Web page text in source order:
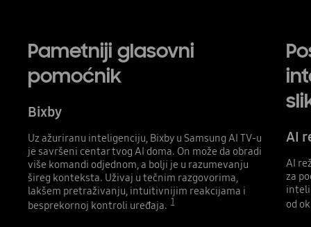
Pametniji glasovni
pomoćnik
Bixby
Uz ažuriranu inteligenciju, Bixby u Samsung AI TV-u
je savršeni centar tvog AI doma. On može da obradi
više komandi odjednom, a bolji je u razumevanju
šireg konteksta. Uživaj u tečnim razgovorima,
lakšem pretraživanju, intuitivnijim reakcijama i
besprekornoj kontroli uređaja. 1
AI
AI
za
od